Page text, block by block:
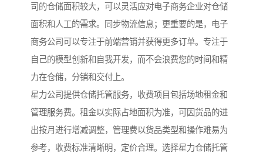
司的仓储面积较大，可以灵活应对电子商务企业对仓储
面积和人工的需求。同步物流信息；更重要的是，电子
商务公司可以专注于前端营销并获得更多订单。专注于
自己的模型创新和自我开发，而不会浪费您的时间和精
力在仓储，分销和交付上。
星力公司提供仓储托管服务，收费项目包括场地租金和
管理服务费。租金以实际占地面积为准，可因货品的进
出按月进行增减调整，管理费以货品类型和操作难易为
参考，收费标准清晰明，定价合理。选择星力仓储托管